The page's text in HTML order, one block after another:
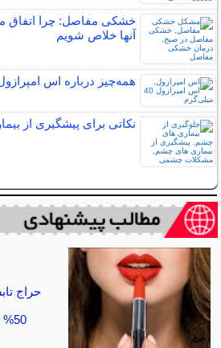
خشکی مفاصل: چرا اتفاق
آنها خلاص شویم
همه‌چیز درباره اس
نکاتی برای پیشگیری از
حراج
50% تخفیف لوازم آرایشی